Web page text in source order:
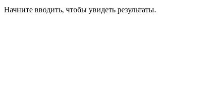
Начните вводить, чтобы увидеть результаты.